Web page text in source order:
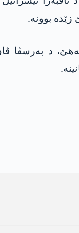
زێدە بوونە.